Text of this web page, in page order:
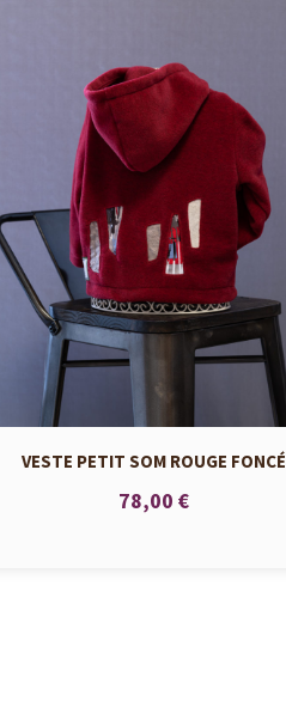
VESTE PETIT SOM ROUGE FONCÉ
78,00 €